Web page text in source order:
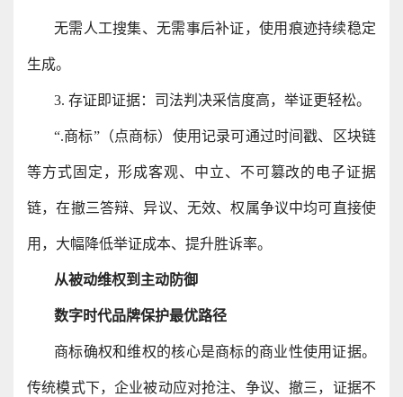
无需人工搜集、无需事后补证，使用痕迹持续稳定
生成。
3. 存证即证据：司法判决采信度高，举证更轻松。
“.商标”（点商标）使用记录可通过时间戳、区块链
等方式固定，形成客观、中立、不可篡改的电子证据
链，在撤三答辩、异议、无效、权属争议中均可直接使
用，大幅降低举证成本、提升胜诉率。
从被动维权到主动防御
数字时代品牌保护最优路径
商标确权和维权的核心是商标的商业性使用证据。
传统模式下，企业被动应对抢注、争议、撤三，证据不